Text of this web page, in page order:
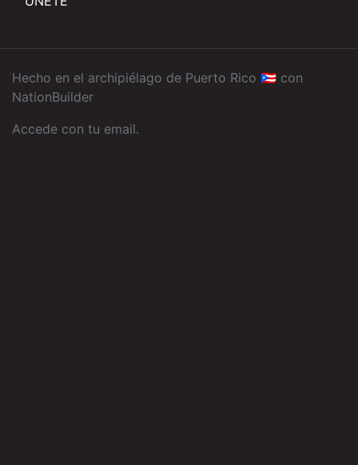
Hecho en el archipiélago de Puerto Rico 🇵🇷 con
NationBuilder
Accede con tu email.